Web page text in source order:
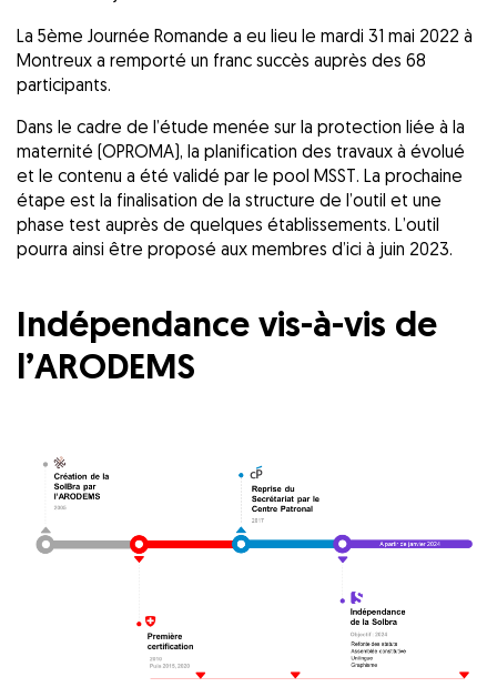
La 5ème Journée Romande a eu lieu le mardi 31 mai 2022 à
Montreux a remporté un franc succès auprès des 68
participants.
Dans le cadre de l’étude menée sur la protection liée à la
maternité (OPROMA), la planification des travaux à évolué
et le contenu a été validé par le pool MSST. La prochaine
étape est la finalisation de la structure de l’outil et une
phase test auprès de quelques établissements. L’outil
pourra ainsi être proposé aux membres d’ici à juin 2023.
Indépendance vis-à-vis de
l’ARODEMS